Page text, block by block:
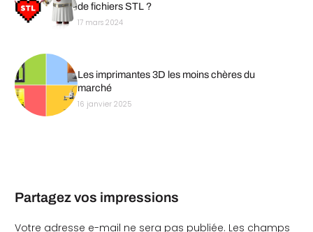
de fichiers STL ?
17 mars 2024
Les imprimantes 3D les moins chères du
marché
16 janvier 2025
Partagez vos impressions
Votre adresse e-mail ne sera pas publiée. Les champs